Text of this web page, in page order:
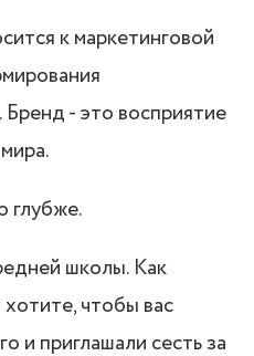
к маркетинговой
- это восприятие
глубже.
школы. Как
чтобы вас
и приглашали сесть за